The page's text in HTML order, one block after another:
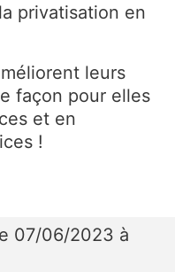
privatisation en
leurs
façon pour elles
et en
!
07/06/2023 à